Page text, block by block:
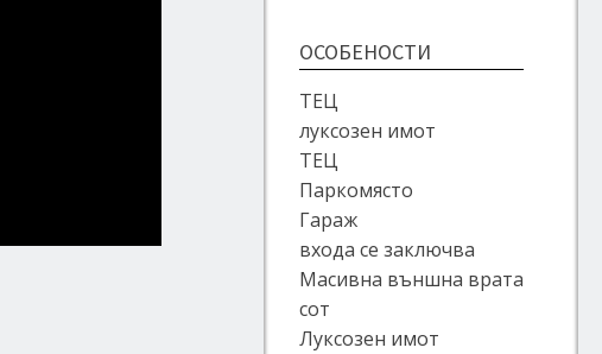
ОСОБЕНОСТИ
ТЕЦ
луксозен имот
ТЕЦ
Паркомясто
Гараж
входа се заключва
Масивна външна врата
сот
Луксозен имот